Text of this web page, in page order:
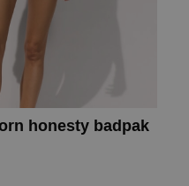
honesty badpak